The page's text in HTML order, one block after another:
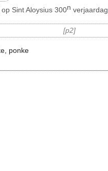
op Sint Aloysius 300n verjaardag
p2
ponke